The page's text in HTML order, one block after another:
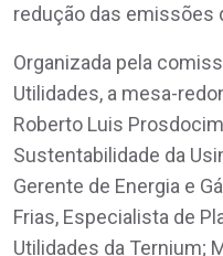
redução das emissões
Organizada pela
Utilidades, a mesa-
Roberto Luis
Sustentabilidade da
Gerente de Energia e
Frias, Especialista de
Utilidades da Ternium;